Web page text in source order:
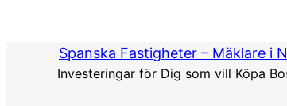
Spanska Fastigheter – Mäklare i
Investeringar för Dig som vill Köpa